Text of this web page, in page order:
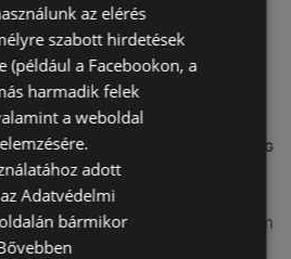
itt: Budapest
TÁVOLSÁG
utca 8 - 10. ii. em,
191,18 km
az elérés
szabott hirdetések
(például a Facebookon, a
harmadik felek
a weboldal
adott
Adatvédelmi
bármikor